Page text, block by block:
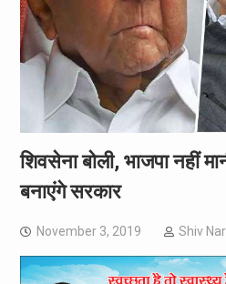
शिवसेना बोली, भाजपा नहीं
बनाएंगे सरकार
November 3, 2019 Shiv